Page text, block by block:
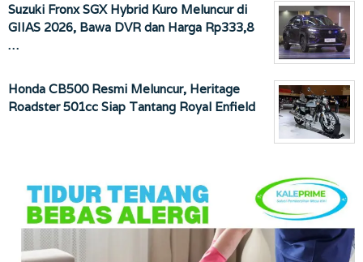
Suzuki Fronx SGX Hybrid Kuro Meluncur di
GIIAS 2026, Bawa DVR dan Harga Rp333,8
…
Honda CB500 Resmi Meluncur, Heritage
Roadster 501cc Siap Tantang Royal Enfield